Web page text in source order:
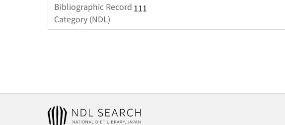
Bibliographic Record
Category (NDL)
111